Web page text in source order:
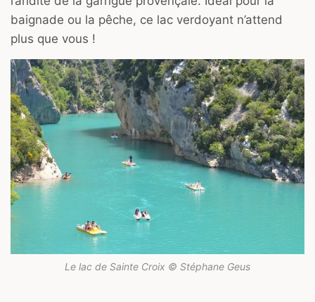
baignade ou la pêche, ce lac verdoyant n’attend
plus que vous !
Le lac de Sainte Croix © Stéphane Geus